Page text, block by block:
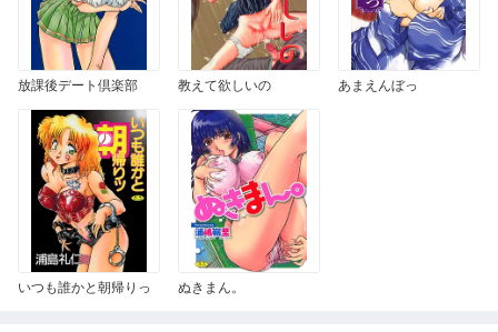
放課後デート倶楽部 教えて欲しいの あまえんぼっ
いつも誰かと朝帰りっ ぬきまん。